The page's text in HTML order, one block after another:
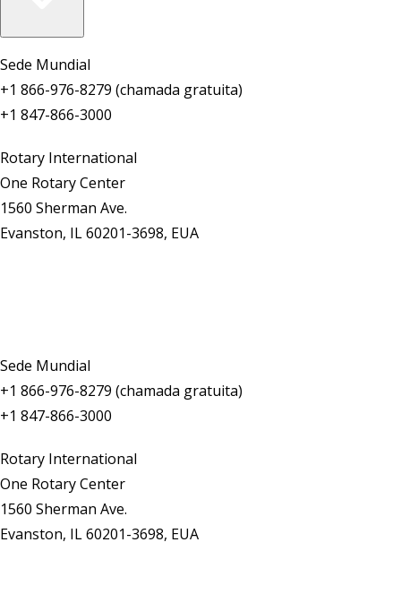
Sede Mundial
+1 866-976-8279 (chamada gratuita)
+1 847-866-3000
Rotary International
One Rotary Center
1560 Sherman Ave.
Evanston, IL 60201-3698, EUA
Sede Mundial
+1 866-976-8279 (chamada gratuita)
+1 847-866-3000
Rotary International
One Rotary Center
1560 Sherman Ave.
Evanston, IL 60201-3698, EUA